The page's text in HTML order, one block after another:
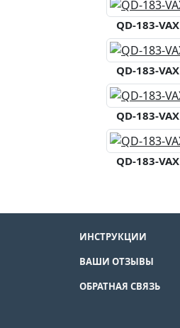
QD-183-VAX
QD-183-VAX
QD-183-VAX
QD-183-VAX
ИНСТРУКЦИИ
ВАШИ ОТЗЫВЫ
ОБРАТНАЯ СВЯЗЬ